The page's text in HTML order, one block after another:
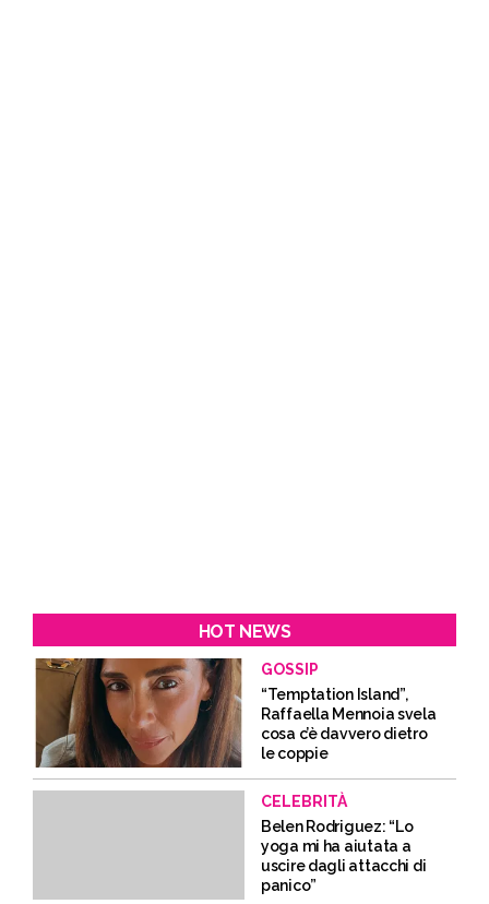
HOT NEWS
GOSSIP
“Temptation Island”,
Raffaella Mennoia svela
cosa c’è davvero dietro
le coppie
CELEBRITÀ
Belen Rodriguez: “Lo
yoga mi ha aiutata a
uscire dagli attacchi di
panico”